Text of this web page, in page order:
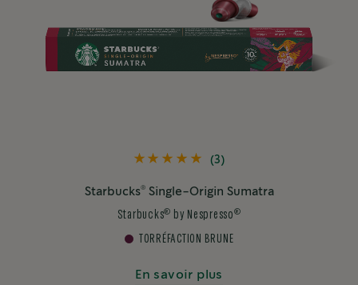
(3)
Starbucks®Single-Origin Sumatra
Starbucks® by Nespresso ®
TORRÉFACTION BRUNE
En savoir plus